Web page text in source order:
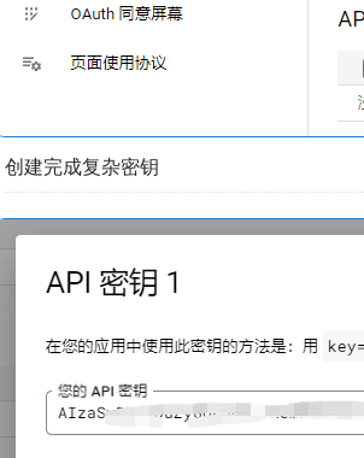
创建完成复杂密钥